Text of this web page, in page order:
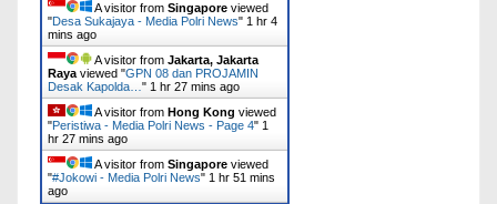
A visitor from Singapore viewed
"Desa Sukajaya - Media Polri News" 1 hr 4
mins ago
A visitor from Jakarta, Jakarta
Raya viewed "GPN 08 dan PROJAMIN
Desak Kapolda… " 1 hr 27 mins ago
A visitor from Hong Kong viewed
"Peristiwa - Media Polri News - Page 4" 1
hr 27 mins ago
A visitor from Singapore viewed
"#Jokowi - Media Polri News" 1 hr 51 mins
ago